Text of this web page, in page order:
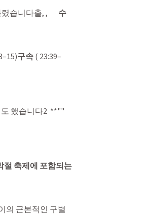
렸습니다출, , 수
구속 ( 23:39–
절 축제에 포함되는
의 근본적인 구별